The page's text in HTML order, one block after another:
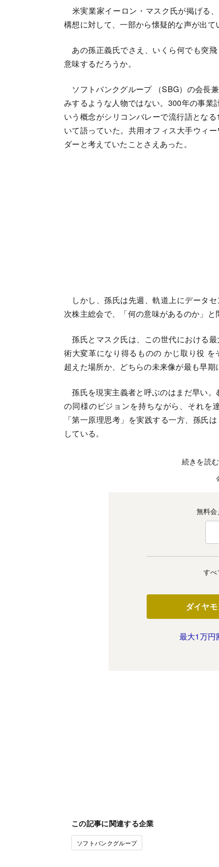
米実業家イーロン・マスク氏が掲げる
構想に対して、一部から懐疑的な声が出て
あの孫正義氏でさえ、いくら何でも突
意味するだろうか。
ソフトバンクグループ （SBG）の会長
みするような人物ではない。300年の事業
いう概念がシリコンバレーで流行語とな
いて語っていた。共用オフィス大手ウィ
ダーと考えていたことさえあった。
しかし、孫氏は先週、軌道上にデータ
次株主総会で、「何の意味があるのか」と
孫氏とマスク氏は、この世代における
術大変革になり得るものの かじ取り役
超えた場所か、どちらの未来像が最も早
孫氏を現実主義者と呼ぶのはまだ早い
の同様のビジョンを持ちながら、それを
「第一原理思考」を実践する一方、孫氏
している。
続きを読
無料
す
ダイヤ
最大1万円
この記事に関連する企業
ソフトバンクグループ